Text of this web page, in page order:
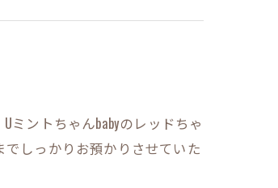
ントちゃんbabyのレッドちゃ
しっかりお預かりさせていた